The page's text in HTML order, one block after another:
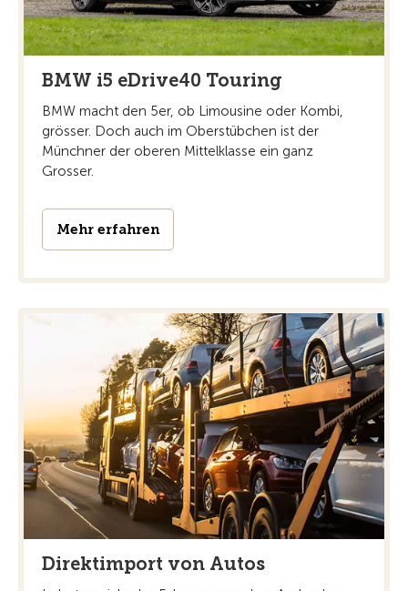
BMW i5 eDrive40 Touring
BMW macht den 5er, ob Limousine oder Kombi,
grösser. Doch auch im Oberstübchen ist der
Münchner der oberen Mittelklasse ein ganz
Grosser.
Mehr erfahren
Direktimport von Autos